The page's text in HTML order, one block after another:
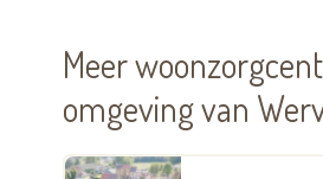
Meer
omgeving van